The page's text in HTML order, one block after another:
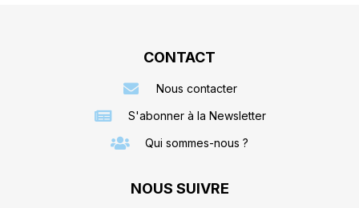
CONTACT
Nous contacter
S'abonner à la Newsletter
Qui sommes-nous ?
NOUS SUIVRE